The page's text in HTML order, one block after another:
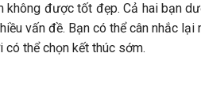
không được tốt đẹp. Cả hai bạn
vấn đề. Bạn có thể cân nhắc lại
thể chọn kết thúc sớm.